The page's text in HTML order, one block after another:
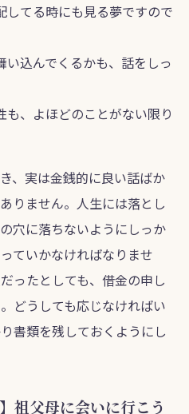
してる時にも見る夢ですので
込んでくるかも、話をしっ
、よほどのことがない限り
、実は金銭的に良い話ばか
りません。人生には落とし
穴に落ちないようにしっか
ていかなければなりませ
ったとしても、借金の申し
どうしても応じなければい
書類を残しておくようにし
祖父母に会いに行こう